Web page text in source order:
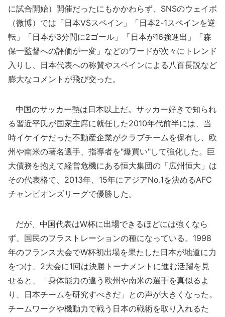
に試合開始）開催だったにもかかわらず、SNSのウェイボ
（微博）では「日本VSスペイン」「日本2-1スペインを逆
転」「日本が3分間に2ゴール」「日本が16強進出」「森
保一監督への評価が一変」などのワードが次々にトレンド
入りし、日本代表への称賛やスペインによる八百長説など
膨大なコメントが飛び交った。
中国のサッカー熱は日本以上だ。サッカー好きで知られ
る習近平氏が国家主席に就任した2010年代前半には、当
時イケイケだった不動産企業がクラブチームを保有し、欧
州や南米の著名選手、指導者を"爆買い"して強化した。巨
大債務を抱えて経営危機にある恒大集団の「広州恒大」は
その代表格で、2013年、15年にアジアNo.1を決めるAFC
チャンピオンズリーグで優勝した。
だが、中国代表はW杯に出場できるほどには強くなら
ず、国民のフラストレーションの種になっている。1998
年のフランス大会でW杯初出場を果たした日本が地道に力
をつけ、2大会に1回は決勝トーナメントに進む活躍を見
せると、「身体能力の違う欧州や南米の選手を真似るよ
り、日本チームを研究すべきだ」との声が大きくなった。
チームワークや機動力で戦う日本の戦術を取り入れるた